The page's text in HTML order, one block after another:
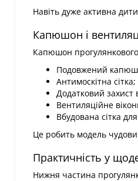
Навіть дуже активна
Капюшон і
Капюшон
Подовжений
Антимоскітна сітка;
Додатковий захист
Вентиляційне
Вбудована сітка
Це робить модель
Практичність у
Нижня частина